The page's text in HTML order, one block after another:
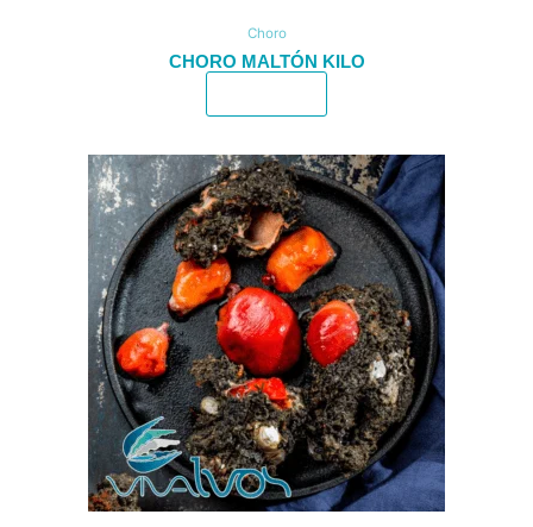
Choro
CHORO MALTÓN KILO